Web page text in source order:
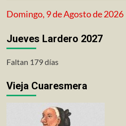
Domingo, 9 de Agosto de 2026
Jueves Lardero 2027
Faltan 179 días
Vieja Cuaresmera